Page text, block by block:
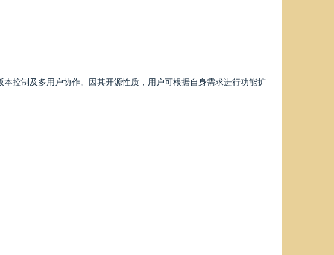
控制及多用户协作。因其开源性质，用户可根据自身需求进行功能扩